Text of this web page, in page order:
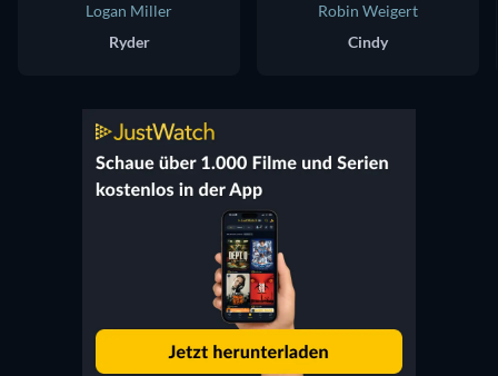
Logan Miller
Ryder
Robin Weigert
Cindy